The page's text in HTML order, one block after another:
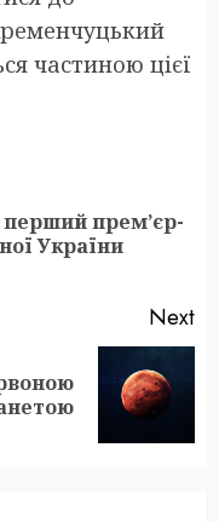
частиною цієї
прем’єр-
України
Next